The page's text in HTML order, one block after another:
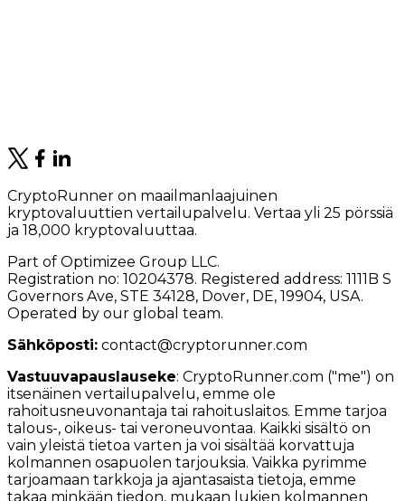
CryptoRunner on maailmanlaajuinen
kryptovaluuttien vertailupalvelu. Vertaa yli 25 pörssiä
ja 18,000 kryptovaluuttaa.
Part of Optimizee Group LLC.
Registration no: 10204378. Registered address: 1111B S
Governors Ave, STE 34128, Dover, DE, 19904, USA.
Operated by our global team.
Sähköposti: contact@cryptorunner.com
Vastuuvapauslauseke: CryptoRunner.com ("me") on
itsenäinen vertailupalvelu, emme ole
rahoitusneuvonantaja tai rahoituslaitos. Emme tarjoa
talous-, oikeus- tai veroneuvontaa. Kaikki sisältö on
vain yleistä tietoa varten ja voi sisältää korvattuja
kolmannen osapuolen tarjouksia. Vaikka pyrimme
tarjoamaan tarkkoja ja ajantasaista tietoja, emme
takaa minkään tiedon, mukaan lukien kolmannen